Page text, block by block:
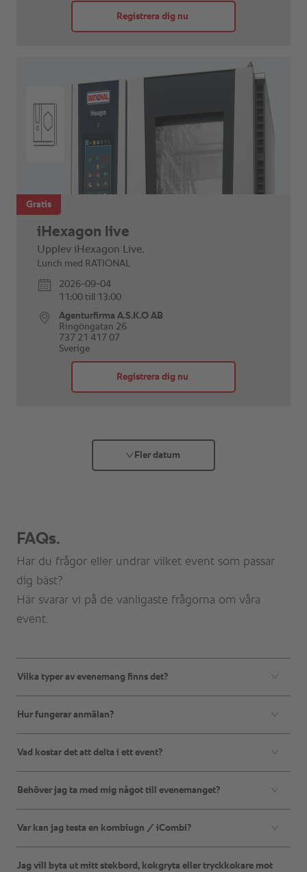
Vilka typer av evenemang finns det?
Hur fungerar anmälan?
Vad kostar det att delta i ett event?
Behöver jag ta med mig något till evenemanget?
Var kan jag testa en kombiugn / iCombi?
Jag vill byta ut mitt stekbord, kokgryta eller tryckkokare mot